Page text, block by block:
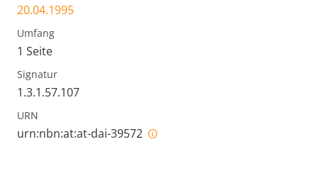
20.04.1995
Umfang
1 Seite
Signatur
1.3.1.57.107
URN
urn:nbn:at:at-dai-39572